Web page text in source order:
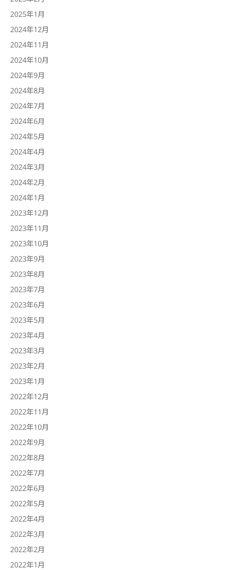
2025年1月
2024年12月
2024年11月
2024年10月
2024年9月
2024年8月
2024年7月
2024年6月
2024年5月
2024年4月
2024年3月
2024年2月
2024年1月
2023年12月
2023年11月
2023年10月
2023年9月
2023年8月
2023年7月
2023年6月
2023年5月
2023年4月
2023年3月
2023年2月
2023年1月
2022年12月
2022年11月
2022年10月
2022年9月
2022年8月
2022年7月
2022年6月
2022年5月
2022年4月
2022年3月
2022年2月
2022年1月